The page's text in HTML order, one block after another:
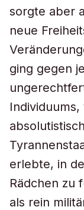
sorgte aber
neue
ging gegen
erlebte, in
Rädchen zu
als rein